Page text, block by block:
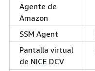
Agente de
Amazon
SSM Agent
Pantalla virtual
de NICE DCV